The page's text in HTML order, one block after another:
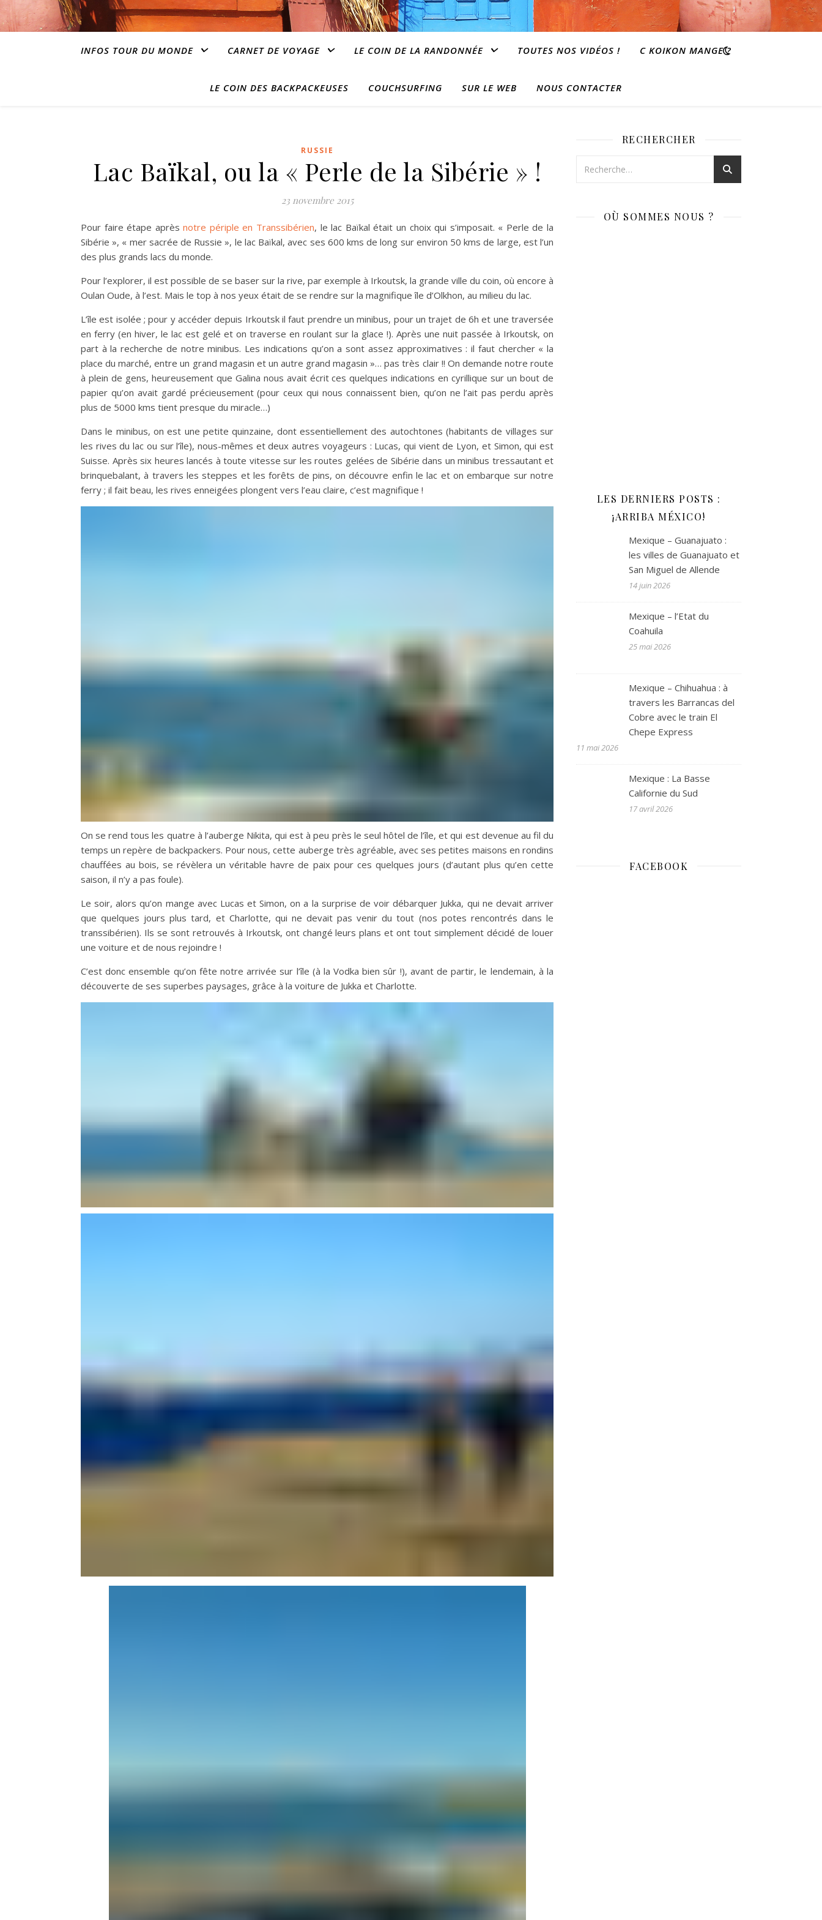
INFOS TOUR DU MONDE CARNET DE VOYAGE LE COIN DE LA RANDONNÉE TOUTES NOS VIDÉOS ! C KOIKON MANGE ?
LE COIN DES BACKPACKEUSES COUCHSURFING SUR LE WEB NOUS CONTACTER
RUSSIE
Lac Baïkal, ou la « Perle de la Sibérie » !
23 novembre 2015
Pour faire étape aprèsnotre périple en Transsibérien, le lac Baïkal était un choix qui s’imposait. « Perle de la
Sibérie », « mer sacrée de Russie », le lac Baïkal, avec ses 600 kms de long sur environ 50 kms de large, est l’un
des plus grands lacs du monde.
Pour l’explorer, il est possible de se baser sur la rive, par exemple à Irkoutsk, la grande ville du coin, où encore à
Oulan Oude, à l’est. Mais le top à nos yeux était de se rendre sur la magnifique île d’Olkhon, au milieu du lac.
L’île est isolée ; pour y accéder depuis Irkoutsk il faut prendre un minibus, pour un trajet de 6h et une traversée
en ferry (en hiver, le lac est gelé et on traverse en roulant sur la glace !). Après une nuit passée à Irkoutsk, on
part à la recherche de notre minibus. Les indications qu’on a sont assez approximatives : il faut chercher « la
place du marché, entre un grand magasin et un autre grand magasin »… pas très clair !! On demande notre route
à plein de gens, heureusement que Galina nous avait écrit ces quelques indications en cyrillique sur un bout de
papier qu’on avait gardé précieusement (pour ceux qui nous connaissent bien, qu’on ne l’ait pas perdu après
plus de 5000 kms tient presque du miracle…)
Dans le minibus, on est une petite quinzaine, dont essentiellement des autochtones (habitants de villages sur
les rives du lac ou sur l’île), nous-mêmes et deux autres voyageurs : Lucas, qui vient de Lyon, et Simon, qui est
Suisse. Après six heures lancés à toute vitesse sur les routes gelées de Sibérie dans un minibus tressautant et
brinquebalant, à travers les steppes et les forêts de pins, on découvre enfin le lac et on embarque sur notre
ferry ; il fait beau, les rives enneigées plongent vers l’eau claire, c’est magnifique !
On se rend tous les quatre à l’auberge Nikita, qui est à peu près le seul hôtel de l’île, et qui est devenue au fil du
temps un repère de backpackers. Pour nous, cette auberge très agréable, avec ses petites maisons en rondins
chauffées au bois, se révèlera un véritable havre de paix pour ces quelques jours (d’autant plus qu’en cette
saison, il n’y a pas foule).
Le soir, alors qu’on mange avec Lucas et Simon, on a la surprise de voir débarquer Jukka, qui ne devait arriver
que quelques jours plus tard, et Charlotte, qui ne devait pas venir du tout (nos potes rencontrés dans le
transsibérien). Ils se sont retrouvés à Irkoutsk, ont changé leurs plans et ont tout simplement décidé de louer
une voiture et de nous rejoindre !
C’est donc ensemble qu’on fête notre arrivée sur l’île (à la Vodka bien sûr !), avant de partir, le lendemain, à la
découverte de ses superbes paysages, grâce à la voiture de Jukka et Charlotte.
RECHERCHER
OÙ SOMMES NOUS ?
LES DERNIERS POSTS :
¡ARRIBA MÉXICO!
Mexique – Guanajuato :
les villes de Guanajuato et
San Miguel de Allende
14 juin 2026
Mexique – l’Etat du
Coahuila
25 mai 2026
Mexique – Chihuahua : à
travers les Barrancas del
Cobre avec le train El
Chepe Express
11 mai 2026
Mexique : La Basse
Californie du Sud
17 avril 2026
FACEBOOK